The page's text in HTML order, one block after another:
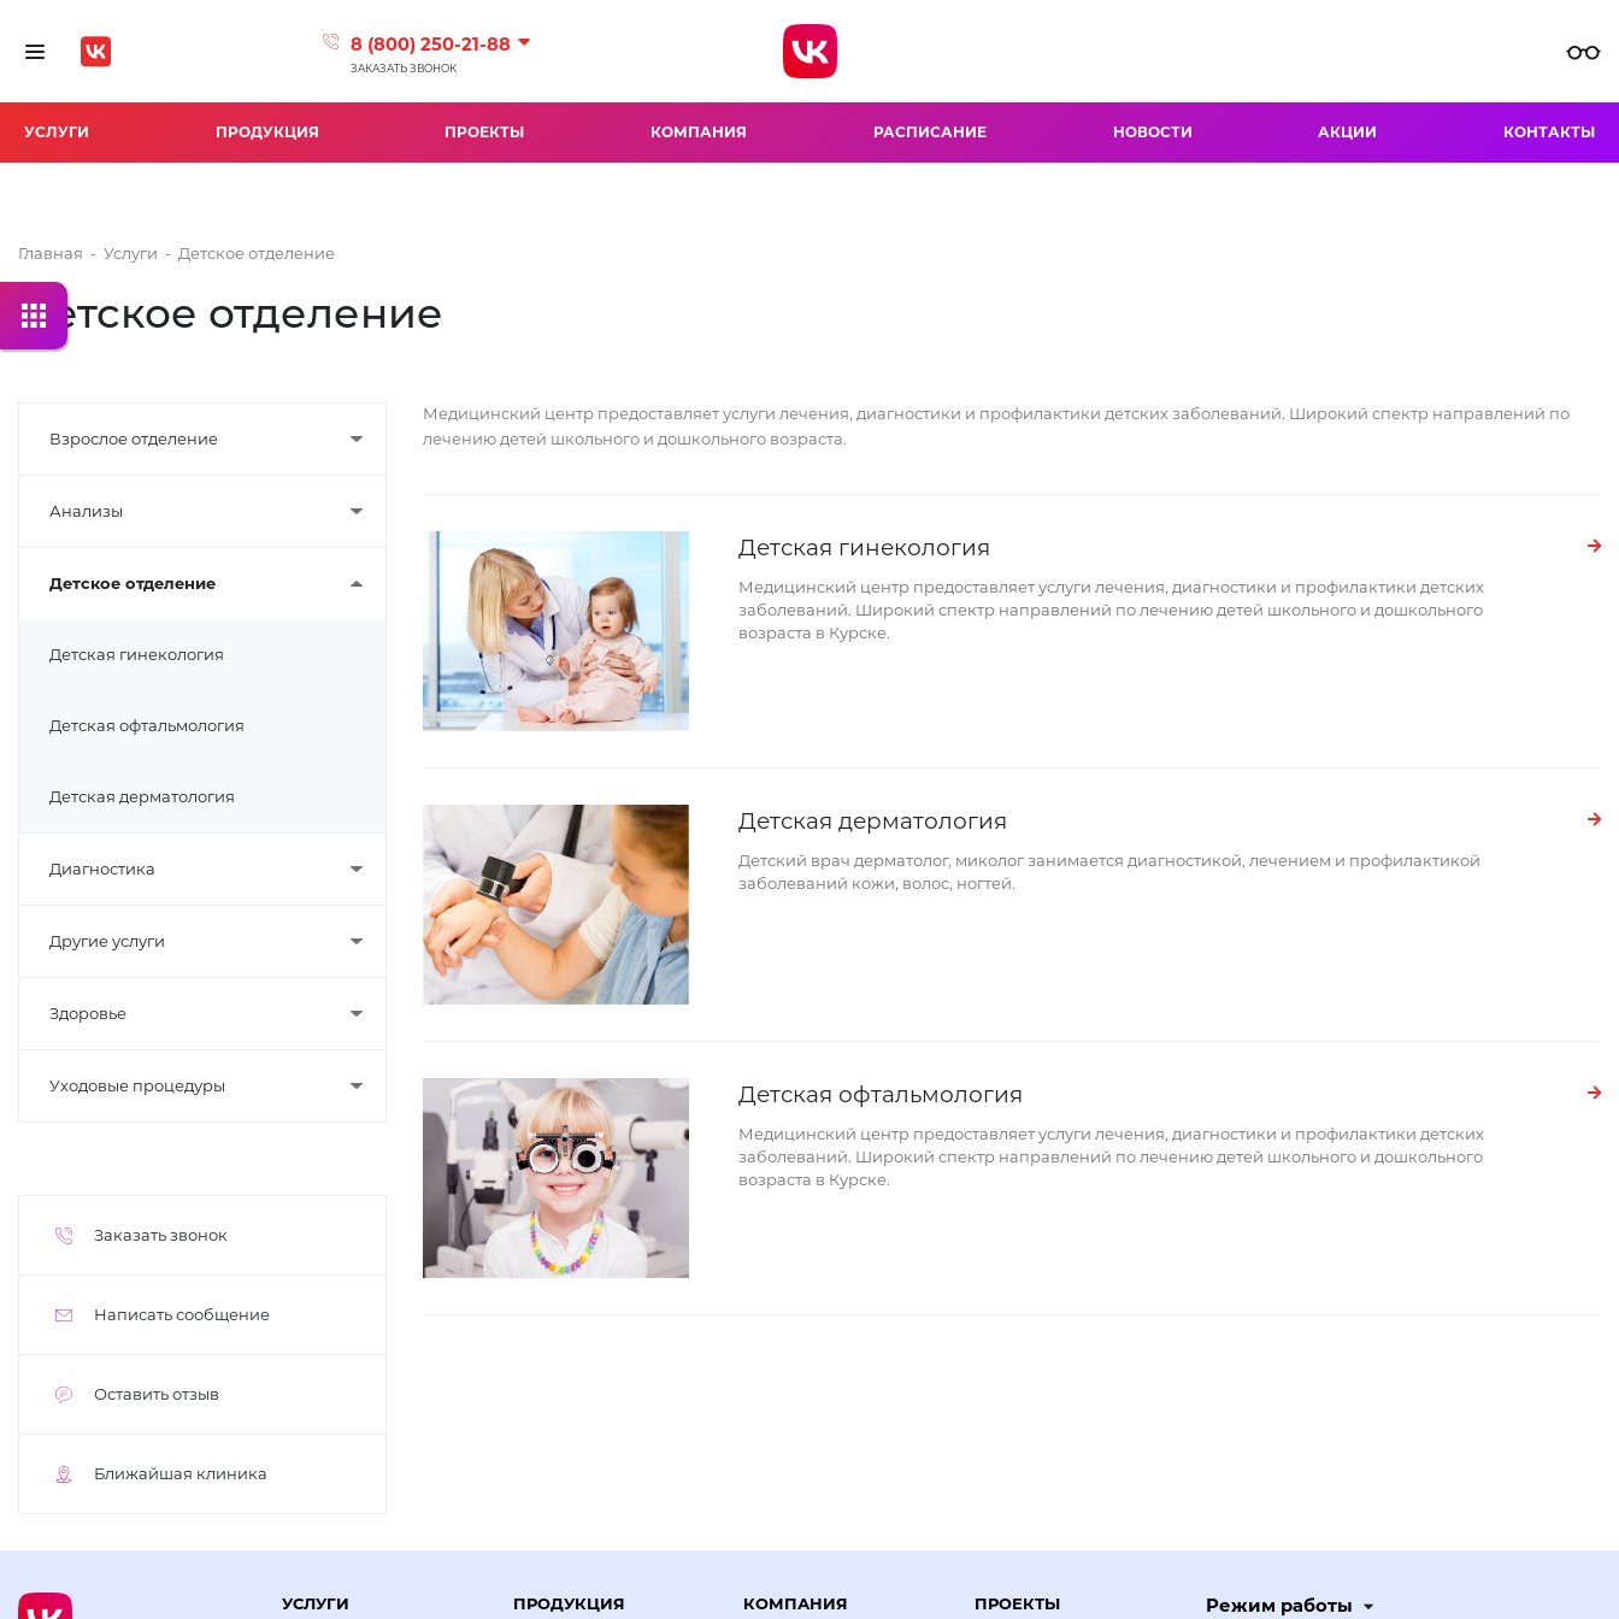
Toggle navigation 8 (800) 250-21-88
ЗАКАЗАТЬ ЗВОНОК
УСЛУГИ ПРОДУКЦИЯ ПРОЕКТЫ КОМПАНИЯ РАСПИСАНИЕ НОВОСТИ АКЦИИ КОНТАКТЫ
Главная - Услуги - Детское отделение
Детское отделение
Взрослое отделение
Анализы
Детское отделение
Детская гинекология
Детская офтальмология
Детская дерматология
Диагностика
Другие услуги
Здоровье
Уходовые процедуры
Заказать звонок
Написать сообщение
Оставить отзыв
Ближайшая клиника
Медицинский центр предоставляет услуги лечения, диагностики и профилактики детских заболеваний. Широкий спектр направлений по
лечению детей школьного и дошкольного возраста.
Детская гинекология
Медицинский центр предоставляет услуги лечения, диагностики и профилактики детских
заболеваний. Широкий спектр направлений по лечению детей школьного и дошкольного
возраста в Курске.
Детская дерматология
Детский врач дерматолог, миколог занимается диагностикой, лечением и профилактикой
заболеваний кожи, волос, ногтей.
Детская офтальмология
Медицинский центр предоставляет услуги лечения, диагностики и профилактики детских
заболеваний. Широкий спектр направлений по лечению детей школьного и дошкольного
возраста в Курске.
УСЛУГИ ПРОДУКЦИЯ КОМПАНИЯ ПРОЕКТЫ Режим работы